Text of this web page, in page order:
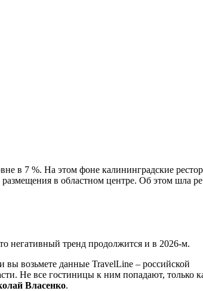
в 7 %. На этом фоне калининградские
в областном центре. Об этом шла
негативный тренд продолжится и в 2026-м.
вы возьмете данные TravelLine – российской
Не все гостиницы к ним попадают, только
Власенко.